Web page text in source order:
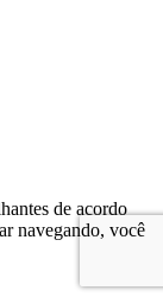
de acordo
navegando, você